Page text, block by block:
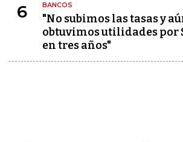
6 BANCOS
"No subimos las tasas y
obtuvimos utilidades por
en tres años"